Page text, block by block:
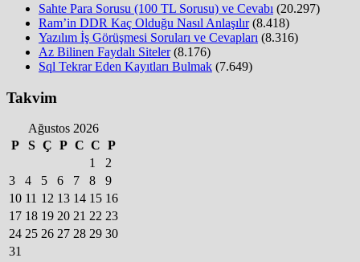
Sahte Para Sorusu (100 TL Sorusu) ve Cevabı (20.297)
Ram’in DDR Kaç Olduğu Nasıl Anlaşılır (8.418)
Yazılım İş Görüşmesi Soruları ve Cevapları (8.316)
Az Bilinen Faydalı Siteler (8.176)
Sql Tekrar Eden Kayıtları Bulmak (7.649)
Takvim
Ağustos 2026
P
S Ç P C C P
1
2
3
4 5 6 7 8
9
10 11 12 13 14 15 16
17 18 19 20 21 22 23
24 25 26 27 28 29 30
31